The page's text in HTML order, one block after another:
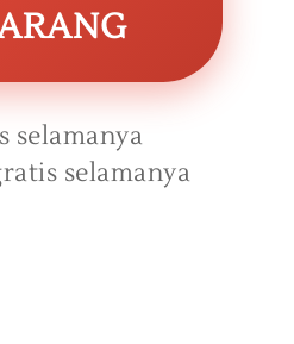
selamanya
selamanya